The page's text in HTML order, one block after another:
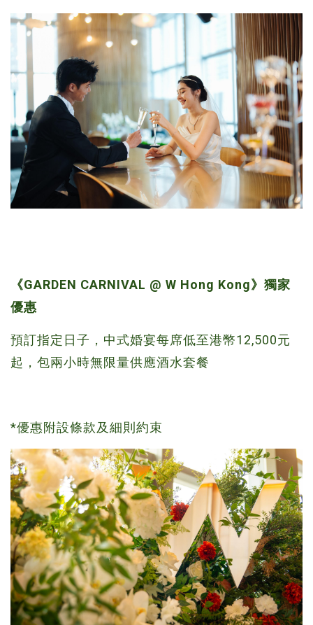
《GARDEN CARNIVAL @ W Hong Kong》獨家
優惠
預訂指定日子，中式婚宴每席低至港幣12,500元
起，包兩小時無限量供應酒水套餐
*優惠附設條款及細則約束